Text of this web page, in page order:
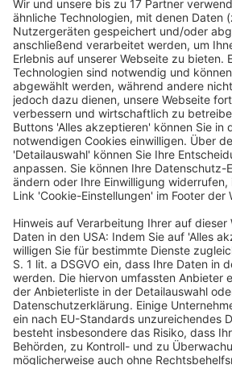
Bauunternehmer zu einer
Säumniszuschläge) i. H. v. 100 000
Schwarzarbeit, da Bauarbeiter, die
ihre Arbeitskraft zur Verfügung
Unternehmerrisiko tragen, abhängig
Das beauftragende
auf einen geschlossenen
berufen (PM Nr.…
Im Blickpunkt
Massive Kurseinbrüche,
und Finanzskandale bei
Bundesbürger interessieren sich
Kryptowährungen wie Bitcoin, Ether
Presseinformation des
7.3.2023. Rund ein Drittel (32 %)
in Zukunft Kryptowährungen zu
3 % bereits in der Vergangenheit